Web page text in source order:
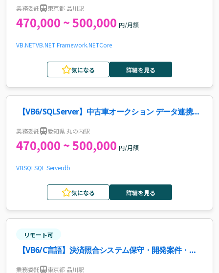
業務委託 東京都 品川駅
470,000 ~ 500,000 円/月額
VB.NETVB.NET Framework.NETCore
気になる 詳細を見る
【VB6/SQLServer】中古車オークション データ連携シ
業務委託 愛知県 丸の内駅
470,000 ~ 500,000 円/月額
VBSQL SQL Serverdb
気になる 詳細を見る
リモート可
【VB6/C言語】決済照合システム保守・開発案件・求
業務委託 東京都 品川駅